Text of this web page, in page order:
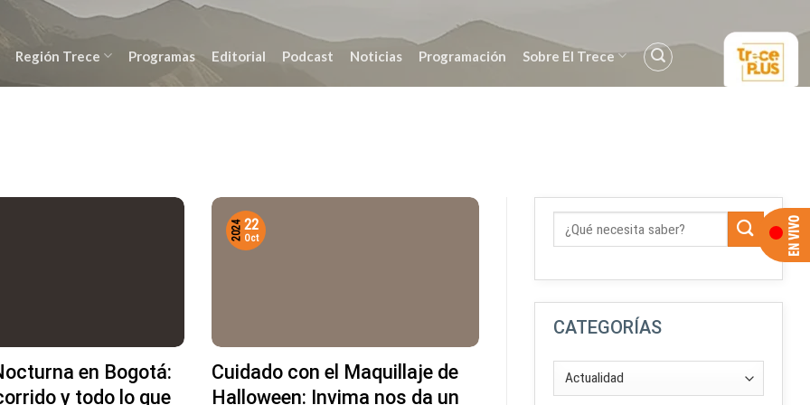
Región Trece Programas Editorial Podcast Noticias Programación Sobre El Trece
en Bogotá:
y todo lo que
Cuidado con el Maquillaje de
Halloween: Invima nos da un
22
Oct
2024
CATEGORÍAS